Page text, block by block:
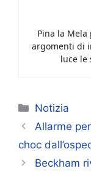
Pina la
argomenti di
luce le
Categorie
Notizia
Allarme
choc
Beckham